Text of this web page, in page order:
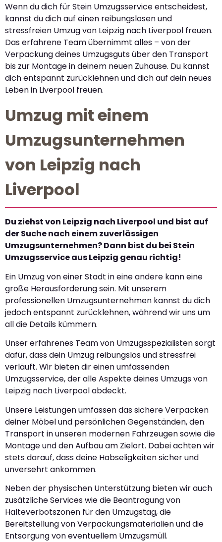
Wenn du dich für Stein Umzugsservice entscheidest,
kannst du dich auf einen reibungslosen und
stressfreien Umzug von Leipzig nach Liverpool freuen.
Das erfahrene Team übernimmt alles – von der
Verpackung deines Umzugsguts über den Transport
bis zur Montage in deinem neuen Zuhause. Du kannst
dich entspannt zurücklehnen und dich auf dein neues
Leben in Liverpool freuen.
Umzug mit einem
Umzugsunternehmen
von Leipzig nach
Liverpool
Du ziehst von Leipzig nach Liverpool und bist auf
der Suche nach einem zuverlässigen
Umzugsunternehmen? Dann bist du bei Stein
Umzugsservice aus Leipzig genau richtig!
Ein Umzug von einer Stadt in eine andere kann eine
große Herausforderung sein. Mit unserem
professionellen Umzugsunternehmen kannst du dich
jedoch entspannt zurücklehnen, während wir uns um
all die Details kümmern.
Unser erfahrenes Team von Umzugsspezialisten sorgt
dafür, dass dein Umzug reibungslos und stressfrei
verläuft. Wir bieten dir einen umfassenden
Umzugsservice, der alle Aspekte deines Umzugs von
Leipzig nach Liverpool abdeckt.
Unsere Leistungen umfassen das sichere Verpacken
deiner Möbel und persönlichen Gegenständen, den
Transport in unseren modernen Fahrzeugen sowie die
Montage und den Aufbau am Zielort. Dabei achten wir
stets darauf, dass deine Habseligkeiten sicher und
unversehrt ankommen.
Neben der physischen Unterstützung bieten wir auch
zusätzliche Services wie die Beantragung von
Halteverbotszonen für den Umzugstag, die
Bereitstellung von Verpackungsmaterialien und die
Entsorgung von eventuellem Umzugsmüll.